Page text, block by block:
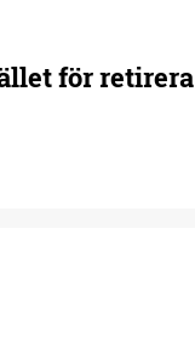
för retirera